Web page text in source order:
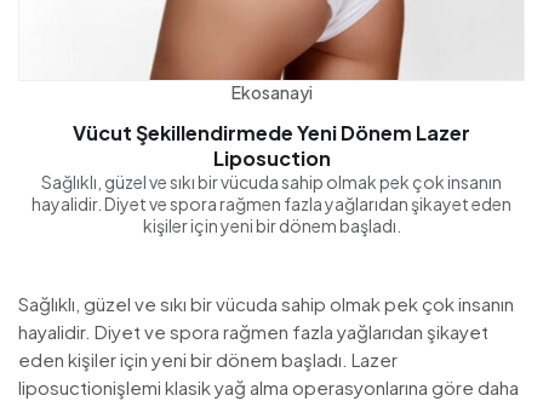
Ekosanayi
Vücut Şekillendirmede Yeni Dönem Lazer
Liposuction
Sağlıklı, güzel ve sıkı bir vücuda sahip olmak pek çok insanın
hayalidir. Diyet ve spora rağmen fazla yağlarıdan şikayet eden
kişiler için yeni bir dönem başladı.
Sağlıklı, güzel ve sıkı bir vücuda sahip olmak pek çok insanın
hayalidir. Diyet ve spora rağmen fazla yağlarıdan şikayet
eden kişiler için yeni bir dönem başladı. Lazer
liposuctionişlemi klasik yağ alma operasyonlarına göre daha